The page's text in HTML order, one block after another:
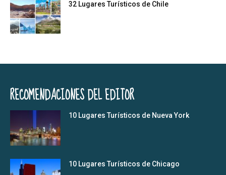
32 Lugares Turísticos de Chile
RECOMENDACIONES DEL EDITOR
10 Lugares Turísticos de Nueva York
10 Lugares Turísticos de Chicago